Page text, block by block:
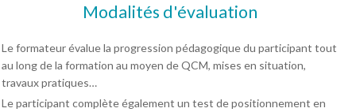
Modalités d'évaluation
Le formateur évalue la progression pédagogique du participant tout
au long de la formation au moyen de QCM, mises en situation,
travaux pratiques…
Le participant complète également un test de positionnement en